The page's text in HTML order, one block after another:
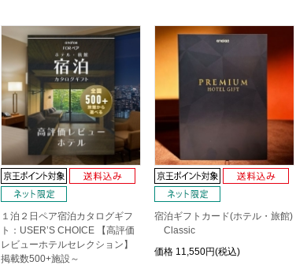
１泊２日ペア宿泊カタログギフ
ト：USER’S CHOICE 【高評価
レビューホテルセレクション】
掲載数500+施設～
宿泊ギフトカード(ホテル・旅館)
Classic
価格 11,550円(税込)